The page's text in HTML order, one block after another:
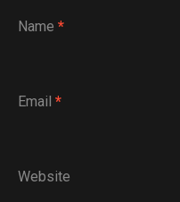
Name *
Email *
Website